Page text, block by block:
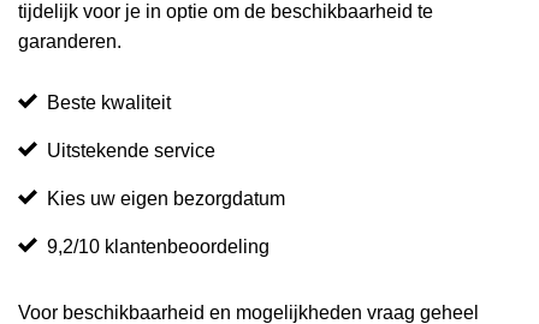
tijdelijk voor je in optie om de beschikbaarheid te
garanderen.
Beste kwaliteit
Uitstekende service
Kies uw eigen bezorgdatum
9,2/10 klantenbeoordeling
Voor beschikbaarheid en mogelijkheden vraag geheel